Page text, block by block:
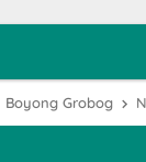
Boyong Grobog